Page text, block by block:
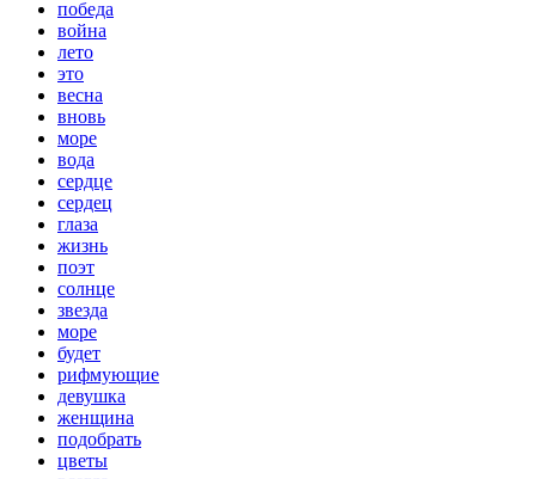
победа
война
лето
это
весна
вновь
море
вода
сердце
сердец
глаза
жизнь
поэт
солнце
звезда
море
будет
рифмующие
девушка
женщина
подобрать
цветы